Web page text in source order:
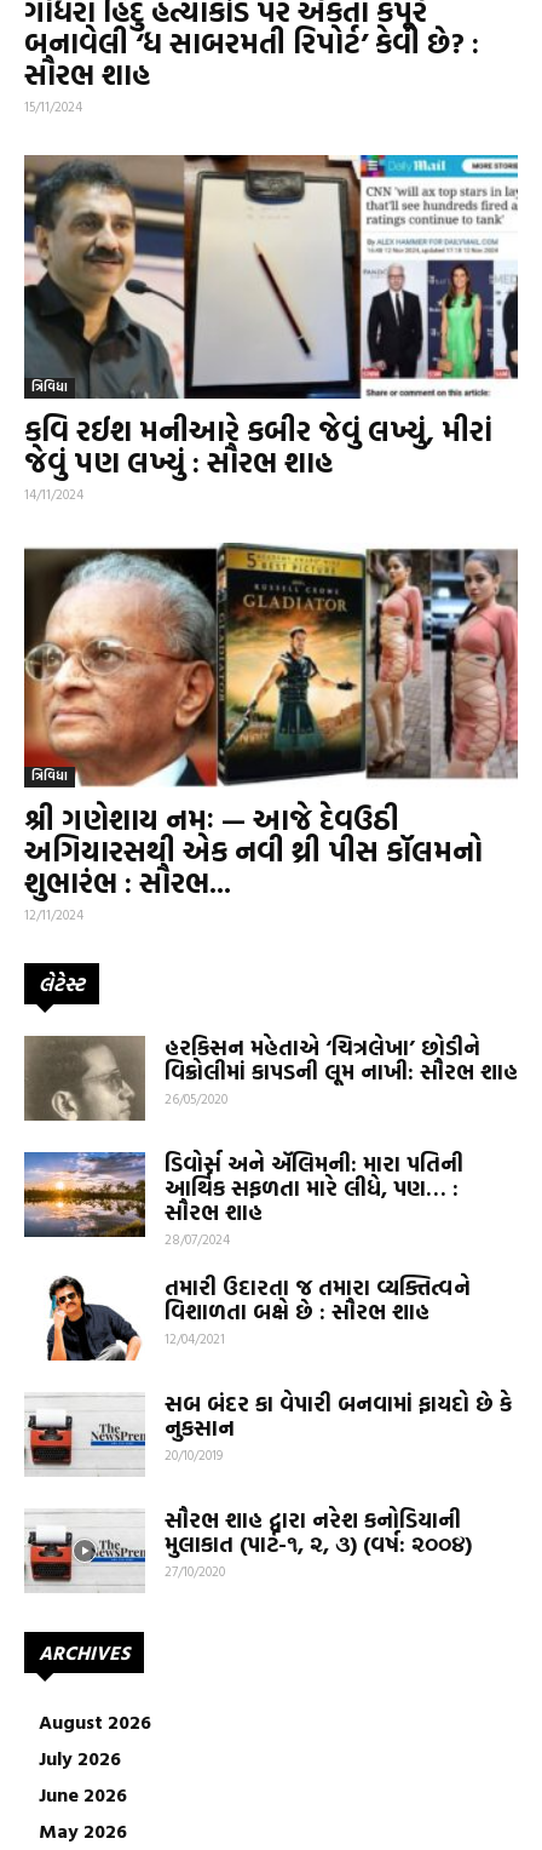
ગોધરા હિંદુ હત્યાકાંડ પર એકતા કપૂરે
બનાવેલી ‘ધ સાબરમતી રિપોર્ટ’ કેવી છે? :
સૌરભ શાહ
15/11/2024
ત્રિવિધા
કવિ રઈશ મનીઆરે કબીર જેવું લખ્યું, મીરાં
જેવું પણ લખ્યું : સૌરભ શાહ
14/11/2024
ત્રિવિધા
શ્રી ગણેશાય નમઃ — આજે દેવઉઠી
અગિયારસથી એક નવી થ્રી પીસ કૉલમનો
શુભારંભ : સૌરભ...
12/11/2024
લેટેસ્ટ
હરકિસન મહેતાએ ‘ચિત્રલેખા’ છોડીને
વિક્રોલીમાં કાપડની લૂમ નાખી: સૌરભ શાહ
26/05/2020
ડિવોર્સ અને ઍલિમની: મારા પતિની
આર્થિક સફળતા મારે લીધે, પણ… :
સૌરભ શાહ
28/07/2024
તમારી ઉદારતા જ તમારા વ્યક્તિત્વને
વિશાળતા બક્ષે છે : સૌરભ શાહ
12/04/2021
સબ બંદર કા વેપારી બનવામાં ફાયદો છે કે
નુકસાન
20/10/2019
સૌરભ શાહ દ્વારા નરેશ કનોડિયાની
મુલાકાત (પાર્ટ-૧, ૨, ૩) (વર્ષ: ૨૦૦૪)
27/10/2020
ARCHIVES
August 2026
July 2026
June 2026
May 2026